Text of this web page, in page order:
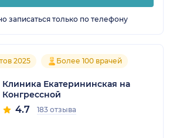
записаться только по телефону
2025 Более 100 врачей
Клиника Екатерининская на
Конгрессной
4.7 183 отзыва